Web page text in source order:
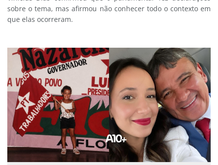
sobre o tema, mas afirmou não conhecer todo o contexto em
que elas ocorreram.